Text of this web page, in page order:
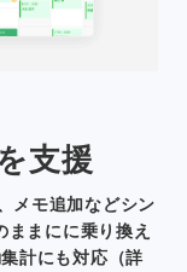
支援
メモ追加などシン
まにに乗り換え
計にも対応（詳